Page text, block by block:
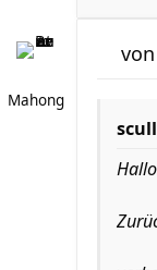
Mahong
von